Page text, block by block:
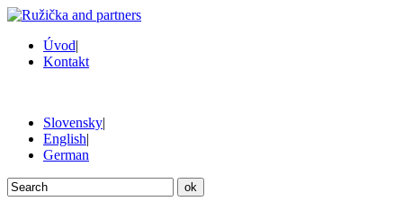
Úvod|
Kontakt
Slovensky|
English|
German
ok